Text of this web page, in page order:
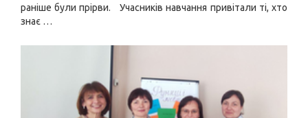
раніше були прірви. Учасників навчання привітали ті, хто
знає …